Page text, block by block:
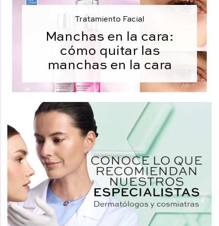
Tratamiento Facial
Manchas en la cara:
cómo quitar las
manchas en la cara